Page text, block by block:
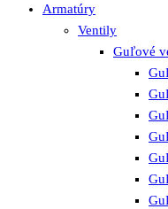
Armatúry
Ventily
Guľové